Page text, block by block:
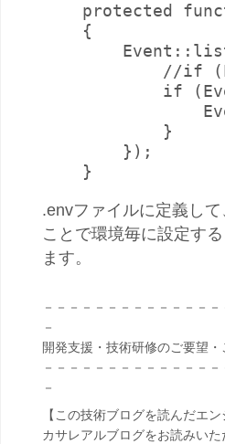
protected
    {
//if
if
            }
        });
.envファイルに定義し
ことで環境毎に設定す
ます。
－－－－－－－－－－－－－
－
開発支援・技術研修のご要望・
－－－－－－－－－－－－－
－
【この技術ブログを読んだエン
カサレアルブログをお読みい